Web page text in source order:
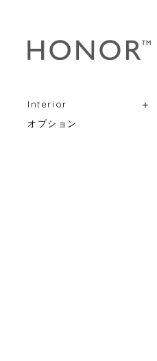
Interior
オプション